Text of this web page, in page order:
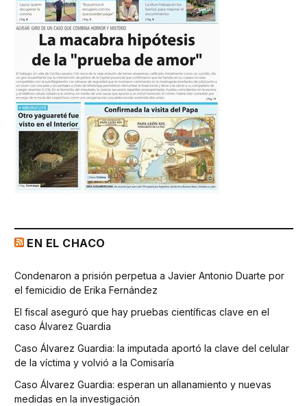
EN EL CHACO
Condenaron a prisión perpetua a Javier Antonio Duarte por
el femicidio de Erika Fernández
El fiscal aseguró que hay pruebas científicas clave en el
caso Álvarez Guardia
Caso Álvarez Guardia: la imputada aportó la clave del celular
de la víctima y volvió a la Comisaría
Caso Álvarez Guardia: esperan un allanamiento y nuevas
medidas en la investigación